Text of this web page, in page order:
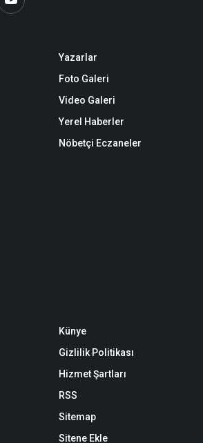
Yazarlar
Foto Galeri
Video Galeri
Yerel Haberler
Nöbetçi Eczaneler
Künye
Gizlilik Politikası
Hizmet Şartları
RSS
Sitemap
Sitene Ekle